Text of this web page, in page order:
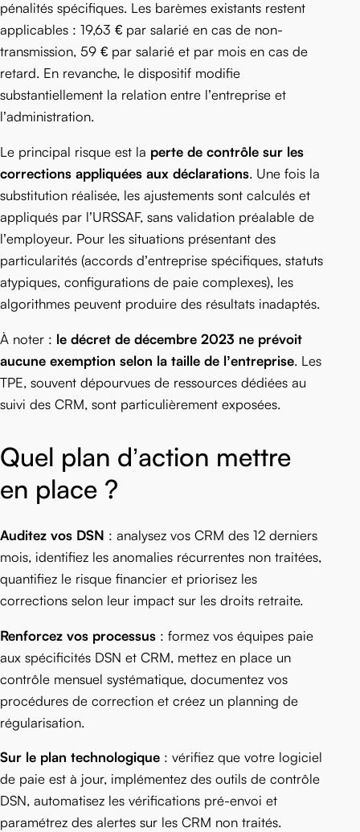
pénalités spécifiques. Les barèmes existants restent
applicables : 19,63 € par salarié en cas de non-
transmission, 59 € par salarié et par mois en cas de
retard. En revanche, le dispositif modifie
substantiellement la relation entre l’entreprise et
l’administration.
Le principal risque est la perte de contrôle sur les
corrections appliquées aux déclarations. Une fois la
substitution réalisée, les ajustements sont calculés et
appliqués par l’URSSAF, sans validation préalable de
l’employeur. Pour les situations présentant des
particularités (accords d’entreprise spécifiques, statuts
atypiques, configurations de paie complexes), les
algorithmes peuvent produire des résultats inadaptés.
À noter : le décret de décembre 2023 ne prévoit
aucune exemption selon la taille de l’entreprise. Les
TPE, souvent dépourvues de ressources dédiées au
suivi des CRM, sont particulièrement exposées.
Quel plan d’action mettre
en place ?
Auditez vos DSN : analysez vos CRM des 12 derniers
mois, identifiez les anomalies récurrentes non traitées,
quantifiez le risque financier et priorisez les
corrections selon leur impact sur les droits retraite.
Renforcez vos processus : formez vos équipes paie
aux spécificités DSN et CRM, mettez en place un
contrôle mensuel systématique, documentez vos
procédures de correction et créez un planning de
régularisation.
Sur le plan technologique : vérifiez que votre logiciel
de paie est à jour, implémentez des outils de contrôle
DSN, automatisez les vérifications pré-envoi et
paramétrez des alertes sur les CRM non traités.